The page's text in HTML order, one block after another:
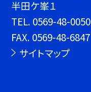
半田ケ峯１
TEL. 0569-48-0050
FAX. 0569-48-6847
サイトマップ